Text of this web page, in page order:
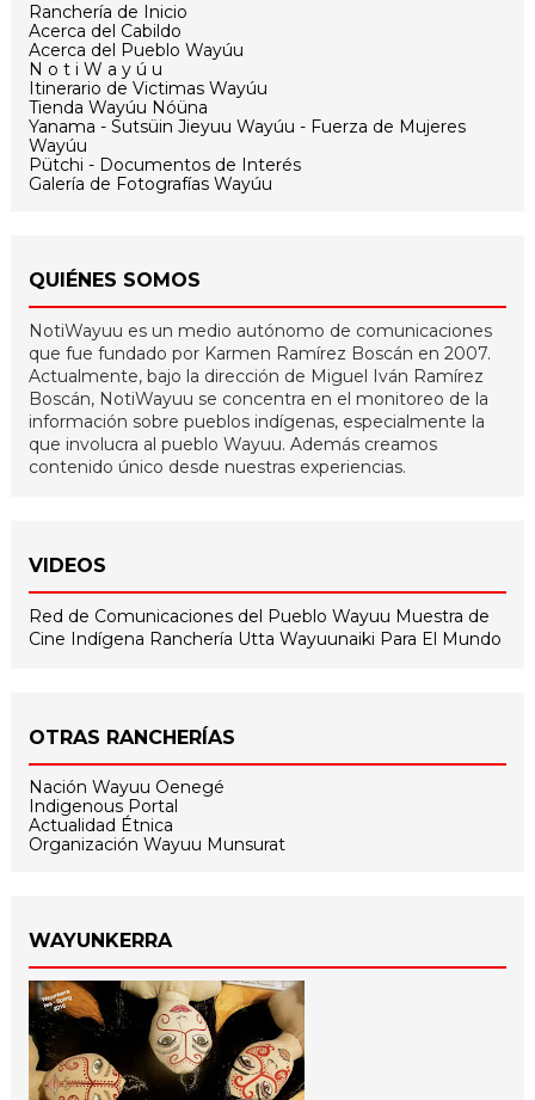
Ranchería de Inicio
Acerca del Cabildo
Acerca del Pueblo Wayúu
N o t i W a y ú u
Itinerario de Victimas Wayúu
Tienda Wayúu Nóüna
Yanama - Sutsüin Jieyuu Wayúu - Fuerza de Mujeres
Wayúu
Pütchi - Documentos de Interés
Galería de Fotografías Wayúu
QUIÉNES SOMOS
NotiWayuu es un medio autónomo de comunicaciones
que fue fundado por Karmen Ramírez Boscán en 2007.
Actualmente, bajo la dirección de Miguel Iván Ramírez
Boscán, NotiWayuu se concentra en el monitoreo de la
información sobre pueblos indígenas, especialmente la
que involucra al pueblo Wayuu. Además creamos
contenido único desde nuestras experiencias.
VIDEOS
Red de Comunicaciones del Pueblo Wayuu Muestra de
Cine Indígena Ranchería Utta Wayuunaiki Para El Mundo
OTRAS RANCHERÍAS
Nación Wayuu Oenegé
Indigenous Portal
Actualidad Étnica
Organización Wayuu Munsurat
WAYUNKERRA